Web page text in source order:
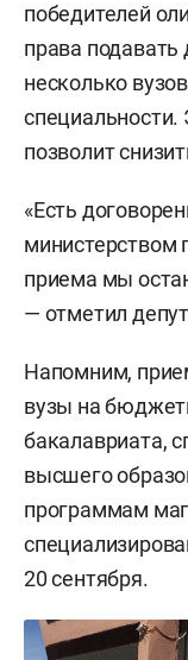
победителей
права подавать
несколько
специальности.
позволит
«Есть
министерством
приема мы
— отметил
Напомним,
вузы на
бакалавриата,
высшего
программам
20 сентября.